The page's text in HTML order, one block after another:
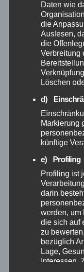
August 2025
Juli 2025
Juni 2025
Mai 2025
März 2025
Februar 2025
Januar 2025
Dezember 2024
November 2024
Oktober 2024
Daten wie
die
Auslesen,
die
Verbreitung
Löschen
d)
Markierung
künftige
e) Profiling
Profiling ist
darin
werden, um
die sich auf
zu
bezüglich
Lage,
Interessen,